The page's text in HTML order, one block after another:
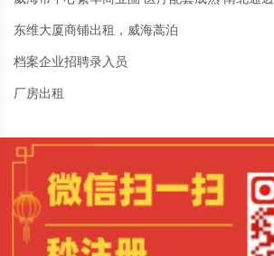
东维大厦商铺出租，威海蒿泊
档案企业招聘录入员
厂房出租